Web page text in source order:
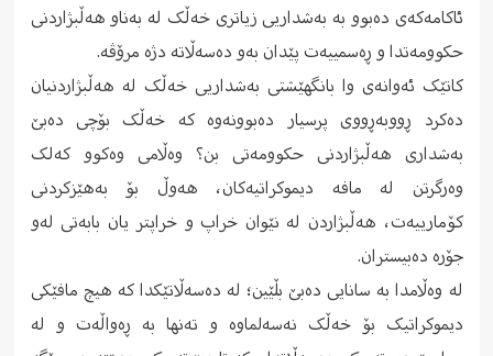
ئاکامەکەی دەبوو بە بەشداریی زیاتری خەڵک لە بەناو هەڵبژاردنی
حکوومەتدا و ڕەسمییەت پێدان بەو دەسەڵاتە دژە مرۆڤە.
کاتێک ئەوانەی وا بانگهێشتی بەشداریی خەڵک لە هەڵبژاردنیان
دەکرد ڕووبەڕووی پرسیار دەبوونەوە کە خەڵک بۆچی دەبێ
بەشداری هەڵبژاردنی حکوومەتی بن؟ وەڵامی وەکوو کەلک
وەرگرتن لە مافە دیموکراتیەکان، هەوڵ بۆ بەهێزکردنی
کۆمارییەت، هەڵبژاردن لە نێوان خراپ و خراپتر یان بابەتی لەو
جۆرە دەبیستران.
لە وەڵامدا بە سانایی دەبێ بڵێین؛ لە دەسەڵاتێکدا کە هیچ مافێکی
دیموکراتیک بۆ خەڵک نەسەلماوە و تەنها بە ڕەواڵەت و لە